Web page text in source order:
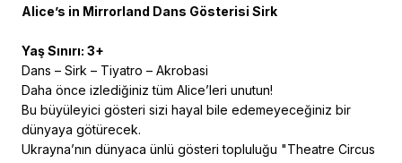
Alice’s in Mirrorland Dans Gösterisi Sirk
Yaş Sınırı: 3+
Dans – Sirk – Tiyatro – Akrobasi
Daha önce izlediğiniz tüm Alice’leri unutun!
Bu büyüleyici gösteri sizi hayal bile edemeyeceğiniz bir
dünyaya götürecek.
Ukrayna’nın dünyaca ünlü gösteri topluluğu "Theatre Circus